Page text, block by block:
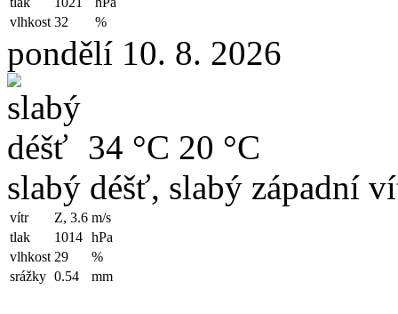
vlhkost 32 %
pondělí 10. 8. 2026
34 °C 20 °C
slabý déšť, slabý západní
vítr Z, 3.6 m/s
tlak
1014 hPa
vlhkost 29
%
srážky 0.54 mm